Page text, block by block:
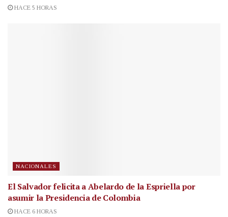
HACE 5 HORAS
NACIONALES
El Salvador felicita a Abelardo de la Espriella por
asumir la Presidencia de Colombia
HACE 6 HORAS